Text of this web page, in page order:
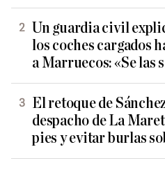
Un guardia civil
los coches cargados
a Marruecos: «Se las
El retoque de
despacho de La
pies y evitar burlas